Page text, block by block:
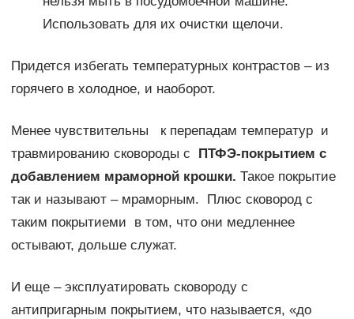
Использовать для их очистки щелочи.
Придется избегать температурных контрастов – из
горячего в холодное, и наоборот.
Менее чувствительны к перепадам температур и
травмированию сковороды с
ПТФЭ-покрытием с
добавлением мраморной крошки. Такое покрытие
так и называют – мраморным. Плюс сковород с
таким покрытиеми в том, что они медленнее
остывают, дольше служат.
И еще – эксплуатировать сковороду с
антипригарным покрытием, что называется, «до